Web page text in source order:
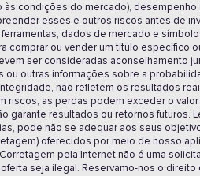
às condições do mercado),
esses e outros riscos antes de
dados de mercado e
comprar ou vender um título específico
ser consideradas aconselhamento
ou outras informações sobre a
não refletem os resultados
riscos, as perdas podem exceder o
garante resultados ou retornos
pode não se adequar aos seus
oferecidos por meio de nosso
pela Internet não é uma
seja ilegal. Reservamo-nos o